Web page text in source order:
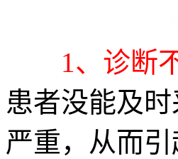
1、诊断不
患者没能及
严重，从而